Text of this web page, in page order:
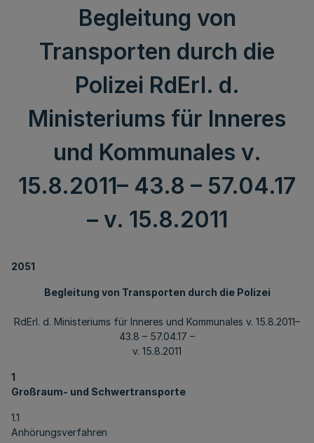
Begleitung von
Transporten durch die
Polizei RdErl. d.
Ministeriums für Inneres
und Kommunales v.
15.8.2011– 43.8 – 57.04.17
– v. 15.8.2011
2051
Begleitung von Transporten durch die Polizei
RdErl. d. Ministeriums für Inneres und Kommunales v. 15.8.2011–
43.8 – 57.04.17 –
v. 15.8.2011
1
Großraum- und Schwertransporte
1.1
Anhörungsverfahren